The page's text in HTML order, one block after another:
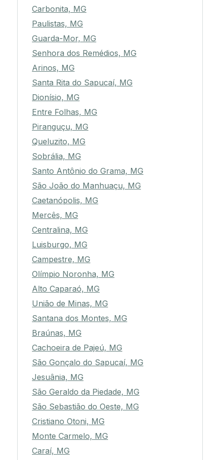
Carbonita, MG
Paulistas, MG
Guarda-Mor, MG
Senhora dos Remédios, MG
Arinos, MG
Santa Rita do Sapucaí, MG
Dionísio, MG
Entre Folhas, MG
Piranguçu, MG
Queluzito, MG
Sobrália, MG
Santo Antônio do Grama, MG
São João do Manhuaçu, MG
Caetanópolis, MG
Mercês, MG
Centralina, MG
Luisburgo, MG
Campestre, MG
Olímpio Noronha, MG
Alto Caparaó, MG
União de Minas, MG
Santana dos Montes, MG
Braúnas, MG
Cachoeira de Pajeú, MG
São Gonçalo do Sapucaí, MG
Jesuânia, MG
São Geraldo da Piedade, MG
São Sebastião do Oeste, MG
Cristiano Otoni, MG
Monte Carmelo, MG
Caraí, MG